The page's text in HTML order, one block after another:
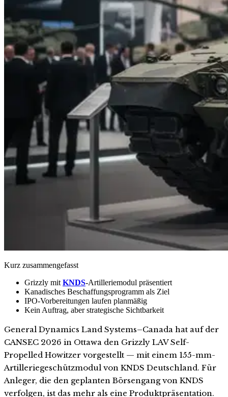
Kurz zusammengefasst
Grizzly mit KNDS-Artilleriemodul präsentiert
Kanadisches Beschaffungsprogramm als Ziel
IPO-Vorbereitungen laufen planmäßig
Kein Auftrag, aber strategische Sichtbarkeit
General Dynamics Land Systems–Canada hat auf der
CANSEC 2026 in Ottawa den Grizzly LAV Self-
Propelled Howitzer vorgestellt — mit einem 155-mm-
Artilleriegeschützmodul von KNDS Deutschland. Für
Anleger, die den geplanten Börsengang von KNDS
verfolgen, ist das mehr als eine Produktpräsentation.